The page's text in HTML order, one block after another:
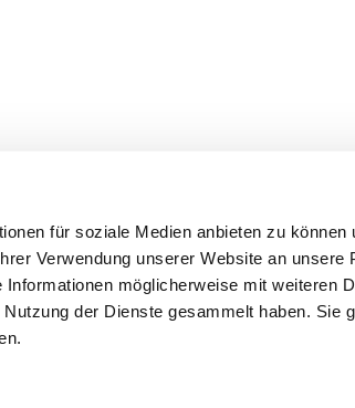
für soziale Medien anbieten zu können
Verwendung unserer Website an unsere
möglicherweise mit weiteren
der Dienste gesammelt haben. Sie